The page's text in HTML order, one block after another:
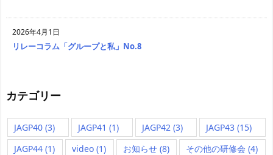
2026年4月1日
リレーコラム「グループと私」No.8
カテゴリー
JAGP40 (3) JAGP41 (1) JAGP42 (3) JAGP43 (15)
JAGP44 (1) video(1) お知らせ(8) その他の研修会 (4)